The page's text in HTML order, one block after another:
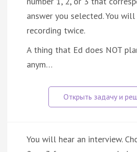
answer you selected. You
recording twice.
A thing that Ed does NOT
anym…
You will hear an interview.